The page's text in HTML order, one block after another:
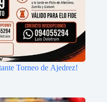
Torneo de Ajedrez!